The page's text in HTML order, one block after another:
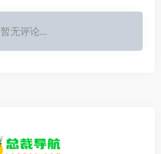
暂无评论...